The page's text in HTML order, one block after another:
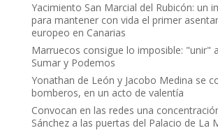
Yacimiento San Marcial del Rubicón: un
para mantener con vida el primer
europeo en Canarias
Marruecos consigue lo imposible: "unir"
Sumar y Podemos
Yonathan de León y Jacobo Medina se
bomberos, en un acto de valentía
Convocan en las redes una
Sánchez a las puertas del Palacio de La